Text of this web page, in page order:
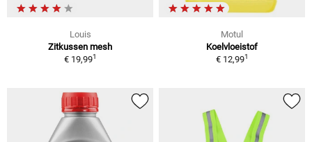
Louis
Zitkussen mesh
€ 19,991
Motul
Koelvloeistof
€ 12,991